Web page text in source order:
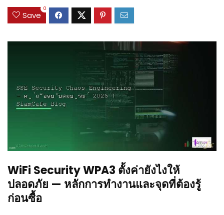
Save
0
WiFi Security WPA3 ตั้งค่ายังไงให้
ปลอดภัย — หลักการทำงานและจุดที่ต้องรู้
ก่อนซื้อ